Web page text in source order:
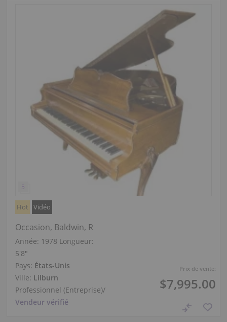
Prix de vente:
$7,995.00
Hot Vidéo
Occasion, Baldwin, R
Année: 1978 Longueur:
5′8″
Pays: États-Unis
Ville: Lilburn
Professionnel (Entreprise)/
Vendeur vérifié